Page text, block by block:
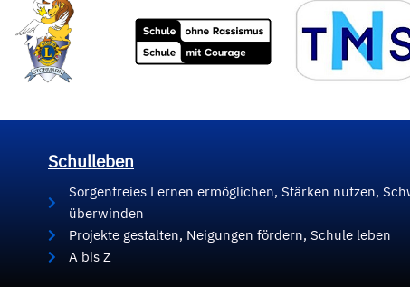
Schulleben
Sorgenfreies Lernen ermöglichen, Stärken nutzen,
überwinden
Projekte gestalten, Neigungen fördern, Schule leben
A bis Z